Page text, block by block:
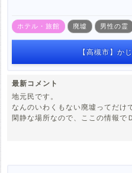
ホテル・旅館 廃墟 男性の霊
【高槻市】か
最新コメント
地元民です。
なんのいわくもない廃墟ってだけ
閑静な場所なので、ここの情報で